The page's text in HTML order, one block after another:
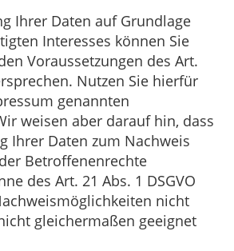
Ihrer Daten auf Grundlage
Interesses können Sie
Voraussetzungen des Art.
Nutzen Sie hierfür
genannten
weisen aber darauf hin, dass
Ihrer Daten zum Nachweis
Betroffenenrechte
des Art. 21 Abs. 1 DSGVO
nicht
gleichermaßen geeignet